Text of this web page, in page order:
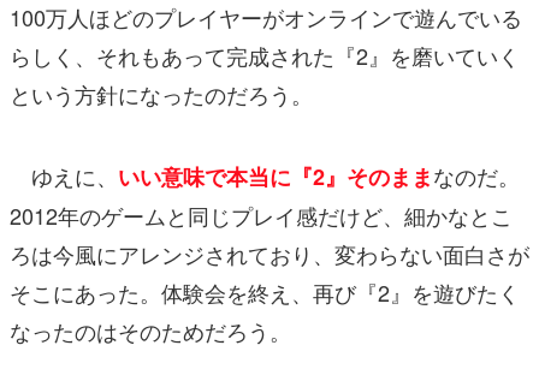
100万人ほどのプレイヤーがオンラインで遊んでいる
らしく、それもあって完成された『2』を磨いていく
という方針になったのだろう。
ゆえに、 いい意味で本当に『2』そのままなのだ。
2012年のゲームと同じプレイ感だけど、細かなとこ
ろは今風にアレンジされており、変わらない面白さが
そこにあった。体験会を終え、再び『2』を遊びたく
なったのはそのためだろう。